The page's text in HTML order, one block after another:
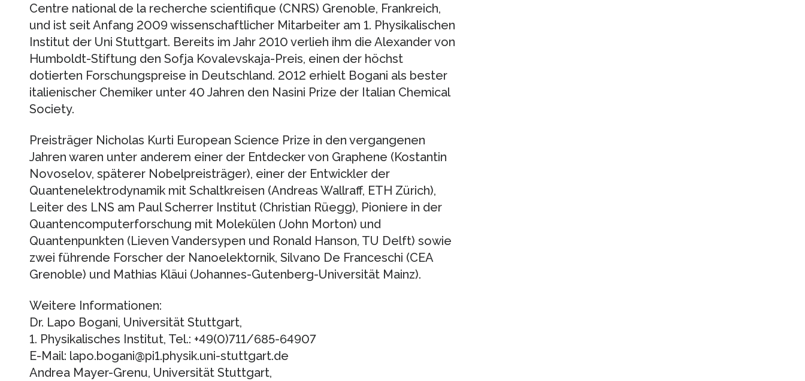
Centre national de la recherche scientifique (CNRS) Grenoble, Frankreich,
und ist seit Anfang 2009 wissenschaftlicher Mitarbeiter am 1. Physikalischen
Institut der Uni Stuttgart. Bereits im Jahr 2010 verlieh ihm die Alexander von
Humboldt-Stiftung den Sofja Kovalevskaja-Preis, einen der höchst
dotierten Forschungspreise in Deutschland. 2012 erhielt Bogani als bester
italienischer Chemiker unter 40 Jahren den Nasini Prize der Italian Chemical
Society.
Preisträger Nicholas Kurti European Science Prize in den vergangenen
Jahren waren unter anderem einer der Entdecker von Graphene (Kostantin
Novoselov, späterer Nobelpreisträger), einer der Entwickler der
Quantenelektrodynamik mit Schaltkreisen (Andreas Wallraff, ETH Zürich),
Leiter des LNS am Paul Scherrer Institut (Christian Rüegg), Pioniere in der
Quantencomputerforschung mit Molekülen (John Morton) und
Quantenpunkten (Lieven Vandersypen und Ronald Hanson, TU Delft) sowie
zwei führende Forscher der Nanoelektornik, Silvano De Franceschi (CEA
Grenoble) und Mathias Kläui (Johannes-Gutenberg-Universität Mainz).
Weitere Informationen:
Dr. Lapo Bogani, Universität Stuttgart,
1. Physikalisches Institut, Tel.: +49(0)711/685-64907
E-Mail: lapo.bogani@pi1.physik.uni-stuttgart.de
Andrea Mayer-Grenu, Universität Stuttgart,